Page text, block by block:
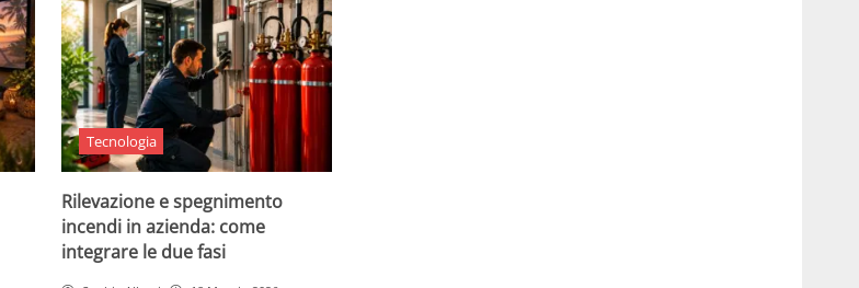
Tecnologia
Rilevazione e spegnimento
incendi in azienda: come
integrare le due fasi